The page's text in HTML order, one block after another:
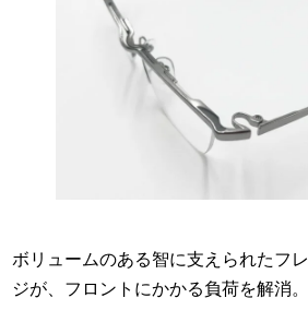
ボリュームのある智に支えられたフ
ジが、フロントにかかる負荷を解消。